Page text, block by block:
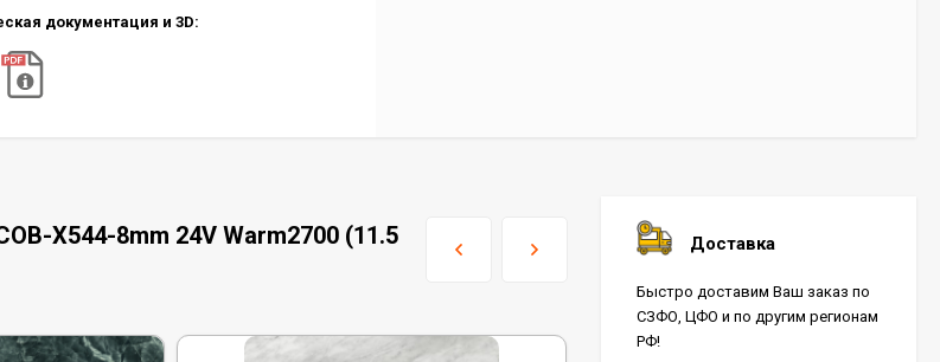
документация и 3D:
X544-8mm 24V Warm2700 (11.5
Доставка
Быстро доставим Ваш заказ по
СЗФО, ЦФО и по другим регионам
РФ!